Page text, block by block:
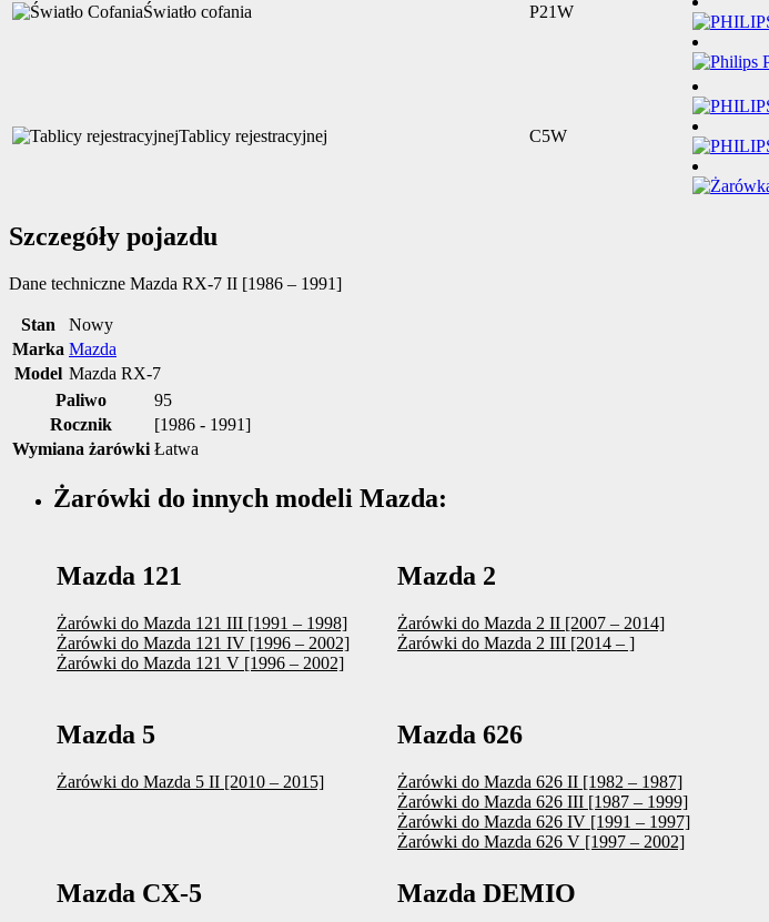
Światło cofania P21W
Tablicy rejestracyjnej C5W
Szczegóły pojazdu
Dane techniczne Mazda RX-7 II [1986 – 1991]
Stan
Nowy
Marka Mazda
Model Mazda RX-7
Paliwo
95
Rocznik
[1986 - 1991]
Wymiana żarówki Łatwa
Żarówki do innych modeli Mazda:
Mazda 121
Żarówki do Mazda 121 III [1991 – 1998]
Żarówki do Mazda 121 IV [1996 – 2002]
Żarówki do Mazda 121 V [1996 – 2002]
Mazda 2
Żarówki do Mazda 2 II [2007 – 2014]
Żarówki do Mazda 2 III [2014 – ]
Mazda 5
Żarówki do Mazda 5 II [2010 – 2015]
Mazda 626
Żarówki do Mazda 626 II [1982 – 1987]
Żarówki do Mazda 626 III [1987 – 1999]
Żarówki do Mazda 626 IV [1991 – 1997]
Żarówki do Mazda 626 V [1997 – 2002]
Mazda CX-5 Mazda DEMIO